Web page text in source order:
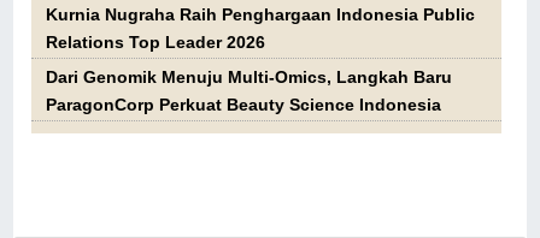
Kurnia Nugraha Raih Penghargaan Indonesia Public
Relations Top Leader 2026
Dari Genomik Menuju Multi-Omics, Langkah Baru
ParagonCorp Perkuat Beauty Science Indonesia